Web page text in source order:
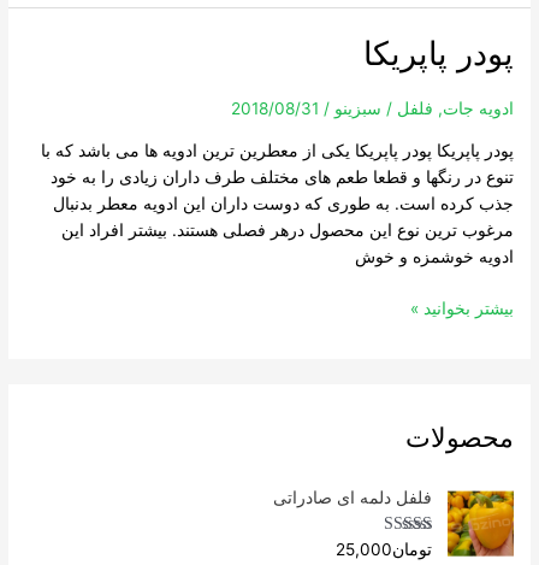
پودر پاپریکا
ادویه جات, فلفل / سبزینو/
2018/08/31
پودر پاپریکا پودر پاپریکا یکی از معطرین ترین ادویه ها می باشد که با
تنوع در رنگها و قطعا طعم های مختلف طرف داران زیادی را به خود
جذب کرده است. به طوری که دوست داران این ادویه معطر بدنبال
مرغوب ترین نوع این محصول درهر فصلی هستند. بیشتر افراد این
ادویه خوشمزه و خوش
پاپریکا
بیشتر بخوانید »
محصولات
فلفل دلمه ای صادراتی
Rated4.96
تومان25,000